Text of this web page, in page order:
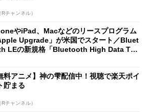
チャンネル）
やiPad、Macなどのリースプログラム
Upgrade」が米国でスタート／Bluet
LEの新規格「Bluetooth High Data Thr
料アニメ】神の雫配信中！視聴で楽天ポイ
貯まる
チャンネル）